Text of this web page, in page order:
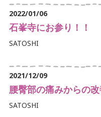
マッサージ・リハビリについ
デイサービスについて
訪問看護について
手足のしびれでお悩み
首・肩こりでお悩み
2022/01/06
石峯寺にお参り！！
SATOSHI
2021/12/09
腰臀部の痛みからの改
SATOSHI